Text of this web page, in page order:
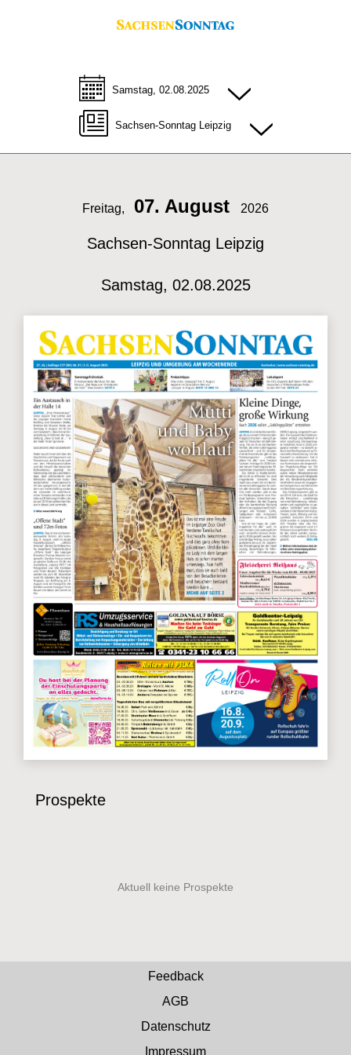
Samstag, 02.08.2025
Sachsen-Sonntag Leipzig
Freitag, 07. August 2026
Sachsen-Sonntag Leipzig
Samstag, 02.08.2025
Prospekte
Feedback
AGB
Datenschutz
Impressum